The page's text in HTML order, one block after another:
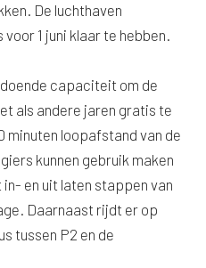
De luchthaven
1 juni klaar te hebben.
capaciteit om de
als andere jaren gratis te
minuten loopafstand van de
kunnen gebruik maken
en uit laten stappen van
Daarnaast rijdt er op
tussen P2 en de